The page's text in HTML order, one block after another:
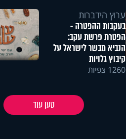
ערוץ הידברות
בעקבות ההפטרה -
הפטרת פרשת עקב:
הנביא מבשר לישראל על
קיבוץ גלויות
1260 צפיות
טען עוד